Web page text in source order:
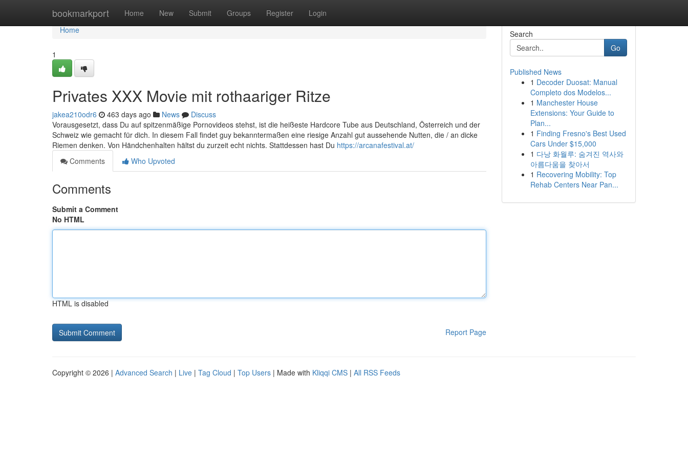
bookmarkport Home New Submit Groups Register Login
Home
Home
1
Privates XXX Movie mit rothaariger Ritze
jakea210odr6 463 days ago News
Discuss
Vorausgesetzt, dass Du auf spitzenmäßige Pornovideos stehst, ist die heißeste Hardcore Tube aus Deutschland, Österreich und der
Schweiz wie gemacht für dich. In diesem Fall findet guy bekanntermaßen eine riesige Anzahl gut aussehende Nutten, die / an dicke
Riemen denken. Von Händchenhalten hältst du zurzeit echt nichts. Stattdessen hast Du https://arcanafestival.at/
Comments
Who Upvoted
Comments
Submit a Comment
No HTML
HTML is disabled
Report Page
Search
Go
Published News
1 Decoder Duosat: Manual
Completo dos Modelos...
1 Manchester House
Extensions: Your Guide to
Plan...
1 Finding Fresno's Best Used
Cars Under $15,000
1 다낭 화월루: 숨겨진 역사와
아름다움을 찾아서
1 Recovering Mobility: Top
Rehab Centers Near Pan...
Copyright © 2026 | Advanced Search | Live | Tag Cloud | Top Users | Made with Kliqqi CMS | All RSS Feeds